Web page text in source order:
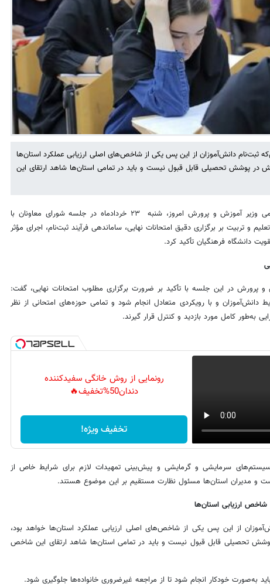
ثبت‌نام دانش‌آموزان از این پس یکی از شاخص‌های اصلی ارزیابی عملکرد استان‌ها
در پوشش تحصیلی قابل قبول نیست و باید در تمامی استان‌ها شاهد ارتقای این
به گزارش خبرآنلاین، علیرضا کاظمی وزیر آموزش و پرورش امروز، شنبه ۲۳ خردادماه در جلسه شورای معاونان با
و تربیت بر برگزاری دقیق امتحانات نهایی، ساماندهی فرآیند ثبت‌نام، اجرای مؤثر
دانشگاه فرهنگیان تأکید کرد.
پرورش در این جلسه با تأکید بر ضرورت برگزاری مطلوب امتحانات نهایی، گفت:
دانش‌آموزان و با رویکردی متعادل انجام شود و تمامی حوزه‌های امتحانی از نظر
به‌طور کامل مورد بازدید و کنترل قرار گیرند.
رونمایی از روش خانگی سفیدکننده
دندان50%تخفیف🔥
تخفیف ویژه!
سیستم‌های سرمایشی و گرمایشی و پیش‌بینی تمهیدات لازم برای شرایط خاص از
است و مدیران استان‌ها مسئول نظارت مستقیم بر این موضوع هستند.
ارزیابی استان‌ها
از این پس یکی از شاخص‌های اصلی ارزیابی عملکرد استان‌ها خواهد بود،
تحصیلی قابل قبول نیست و باید در تمامی استان‌ها شاهد ارتقای این شاخص
به‌صورت خودکار انجام شود تا از مراجعه غیرضروری خانواده‌ها جلوگیری شود.